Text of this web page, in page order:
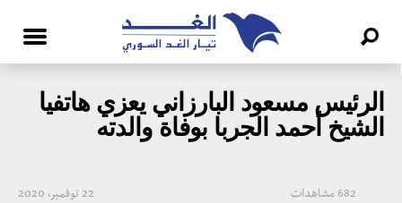
الرئيس مسعود البارزاني يعزي هاتفيا
الشيخ أحمد الجربا بوفاة والدته
22 نوفمبر، 2020 682 مشاهدات